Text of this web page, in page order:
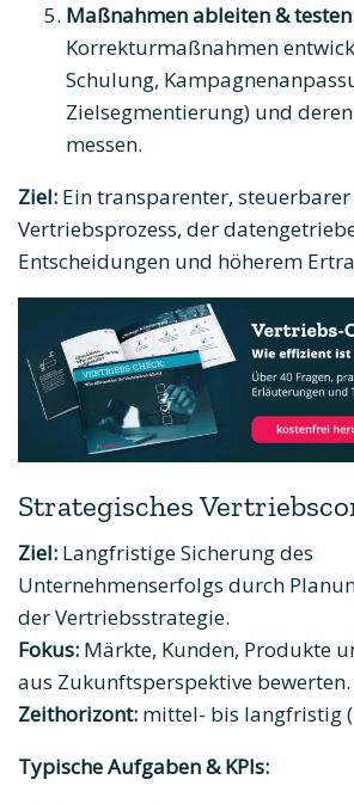
Maßnahmen ableiten &
Korrekturmaßnahmen
Schulung,
Zielsegmentierung) und
messen.
Ziel: Ein transparenter, steuerbarer
Vertriebsprozess, der
Entscheidungen und höherem
Strategisches
Ziel: Langfristige Sicherung des
Unternehmenserfolgs durch
der Vertriebsstrategie.
Fokus: Märkte, Kunden, Produkte
aus Zukunftsperspektive bewerten.
Zeithorizont: mittel- bis langfristig
Typische Aufgaben & KPIs: